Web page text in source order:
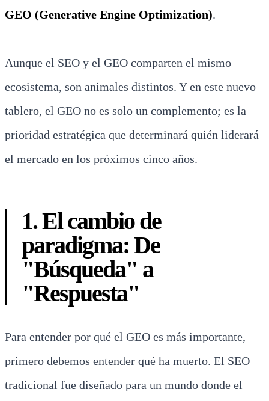
GEO (Generative Engine Optimization).
Aunque el SEO y el GEO comparten el mismo
ecosistema, son animales distintos. Y en este nuevo
tablero, el GEO no es solo un complemento; es la
prioridad estratégica que determinará quién liderará
el mercado en los próximos cinco años.
1. El cambio de
paradigma: De
"Búsqueda" a
"Respuesta"
Para entender por qué el GEO es más importante,
primero debemos entender qué ha muerto. El SEO
tradicional fue diseñado para un mundo donde el